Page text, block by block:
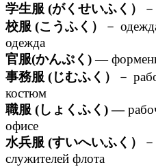
学生服 (がくせいふく）
校服 (こうふく）
－
одежда
官服(かんぷく)—
事務服 (じむふく）
－
костюм
職服 (しょくふく) —
офисе
水兵服 (すいへいふく）
служителей флота